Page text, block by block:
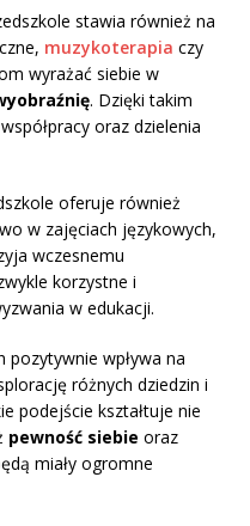
stawia również na
muzykoterapia czy
wyrażać siebie w
. Dzięki takim
oraz dzielenia
oferuje również
w zajęciach językowych,
wczesnemu
korzystne i
w edukacji.
wpływa na
różnych dziedzin i
podejście kształtuje nie
pewność siebie oraz
miały ogromne